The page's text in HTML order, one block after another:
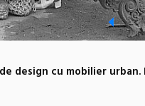
design cu mobilier urban.